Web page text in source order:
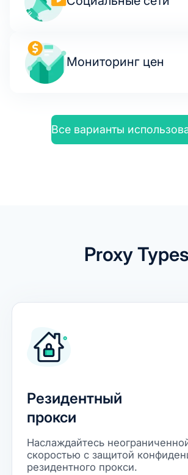
Мониторинг цен
Все варианты
Proxy Types
Резидентный
прокси
Наслаждайтесь
скоростью с защитой
резидентного прокси.